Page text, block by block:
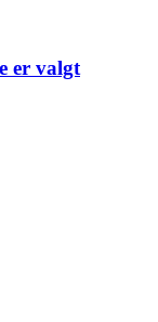
er valgt